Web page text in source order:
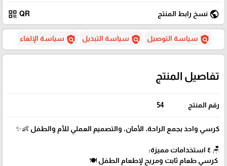
public نسخ رابط المنتج QR
qr_code
policy سياسة التوصيل policy سياسة التبديل policy سياسة الإلغاء
تفاصيل المنتج
رقم المنتج 54
كرسي واحد بجمع الراحة، الأمان، والتصميم العملي للأم والطفل 👶✨
🪑 ٤ استخدامات مميزة:
كرسي طعام ثابت ومريح لإطعام الطفل 🍽️